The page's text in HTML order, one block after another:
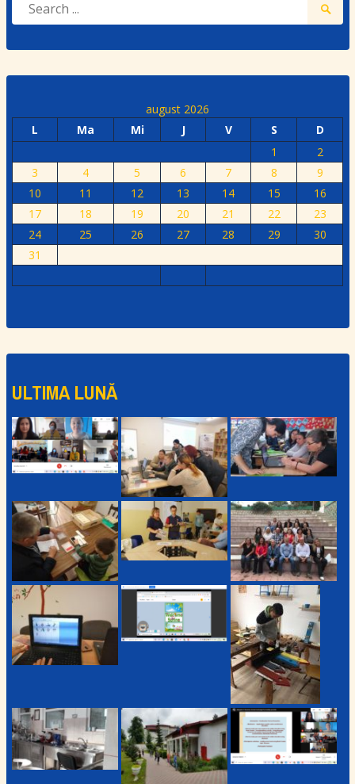
august 2026
L
Ma Mi J V S
D
1
2
3
4 5 6 7 8
9
10
11 12 13 14 15
16
17
18 19 20 21 22
23
24
25 26 27 28 29
30
31
ULTIMA LUNĂ